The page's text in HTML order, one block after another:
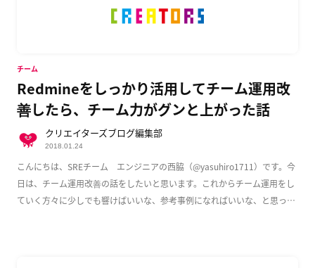
Redmineをしっかり活用してチーム運用改
善したら、チーム力がグンと上がった話
こんにちは、SREチーム エンジニアの西脇（@yasuhiro1711）です。今
日は、チーム運用改善の話をしたいと思います。これからチーム運用をし
ていく方々に少しでも響けばいいな、参考事例になればいいな、と思って
チーム
クリエイターズブログ編集部
2018.01.24